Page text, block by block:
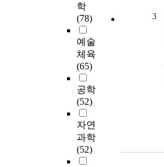
학
(78)
예술
체육
(65)
공학
(52)
자연
과학
(52)
3